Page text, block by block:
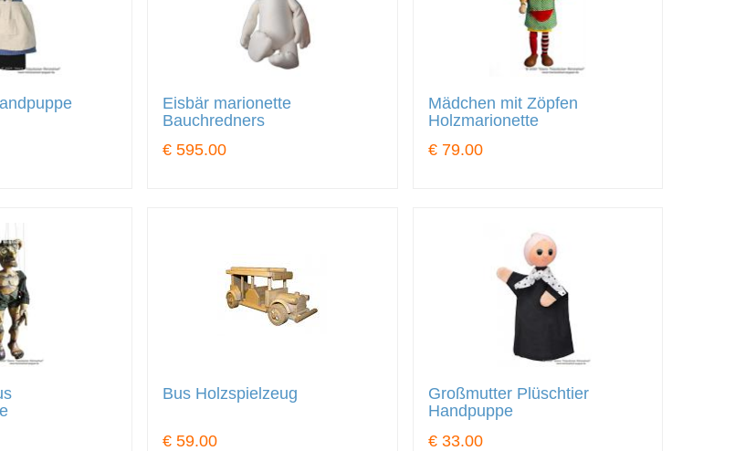
Eisbär marionette
Bauchredners
€ 595.00
Mädchen mit Zöpfen
Holzmarionette
€ 79.00
Bus Holzspielzeug
€ 59.00
Großmutter Plüschtier
Handpuppe
€ 33.00